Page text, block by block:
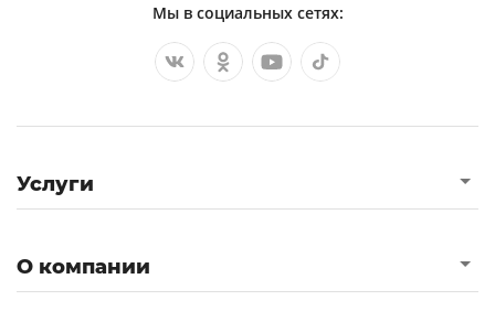
Мы в социальных сетях:
Услуги
О компании